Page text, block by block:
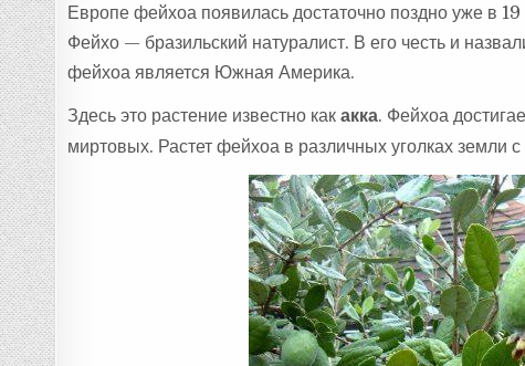
Европе фейхоа появилась достаточно поздно уже в
Фейхо — бразильский натуралист. В его честь и
фейхоа является Южная Америка.
Здесь это растение известно какакка. Фейхоа
миртовых. Растет фейхоа в различных уголках земли